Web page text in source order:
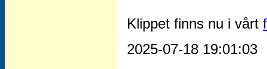
Klippet finns nu i vårt
2025-07-18 19:01:03